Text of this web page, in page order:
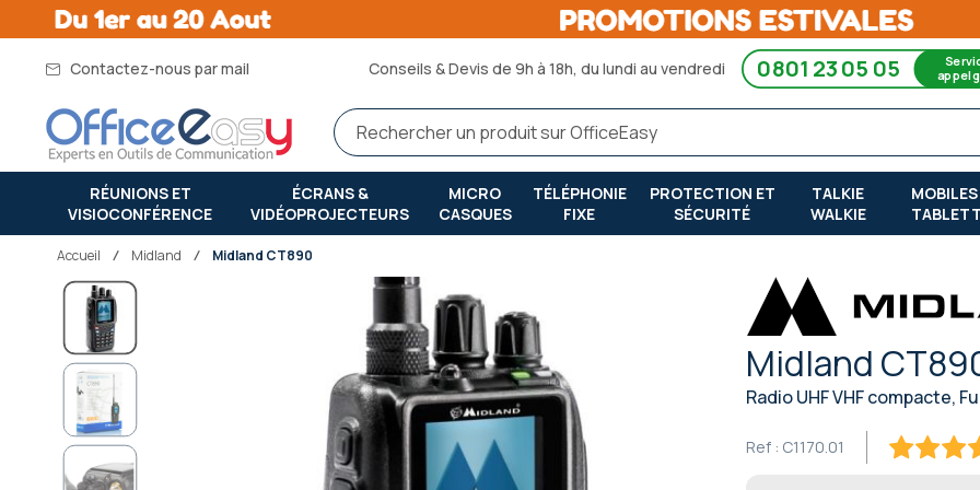
Contactez-nous par mail Conseils & Devis de 9h à 18h, du lundi au vendredi 0801 23 05 05 appel
RÉUNIONS ET
VISIOCONFÉRENCE
ÉCRANS &
VIDÉOPROJECTEURS
MICRO
CASQUES
TÉLÉPHONIE
FIXE
PROTECTION ET
SÉCURITÉ
TALKIE
WALKIE
Accueil midland Midland CT890
Midland
Radio UHF VHF compacte,
Ref : C1170.01
Passer
fin
de
galerie
d’images